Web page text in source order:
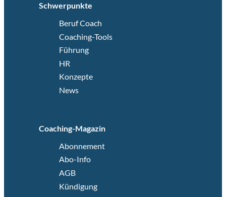
Schwerpunkte
Beruf Coach
Coaching-Tools
Führung
HR
Konzepte
News
Coaching-Magazin
Abonnement
Abo-Info
AGB
Kündigung